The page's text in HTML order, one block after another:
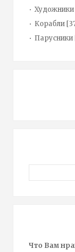
Художники
Корабли
Парусники
Что Вам